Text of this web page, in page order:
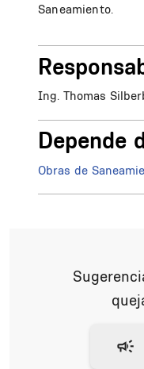
Saneamiento.
Ing. Thomas
Depende
Obras de